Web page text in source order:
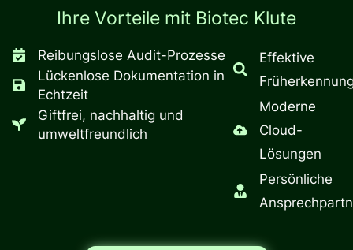
Ihre Vorteile mit Biotec Klute
Reibungslose Audit-Prozesse
Lückenlose Dokumentation in
Echtzeit
Giftfrei, nachhaltig und
umweltfreundlich
Effektive
Moderne
Cloud-
Lösungen
Persönliche